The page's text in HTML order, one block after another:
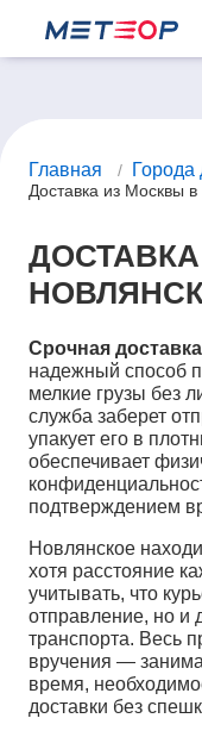
Главная / Города
Доставка из Москвы
Срочная
надежный способ
мелкие грузы без
служба заберет
упакует его в
обеспечивает
подтверждением
Новлянское
хотя расстояние
учитывать, что
отправление, но и
транспорта. Весь
вручения —
время,
доставки без